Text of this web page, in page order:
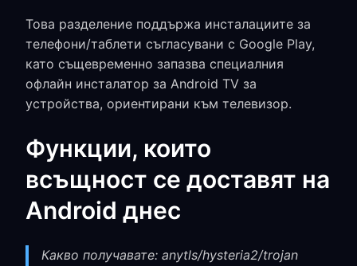
Това разделение поддържа инсталациите за
телефони/таблети съгласувани с Google Play,
като същевременно запазва специалния
офлайн инсталатор за Android TV за
устройства, ориентирани към телевизор.
Функции, които
всъщност се доставят на
Android днес
Какво получавате: anytls/hysteria2/trojan